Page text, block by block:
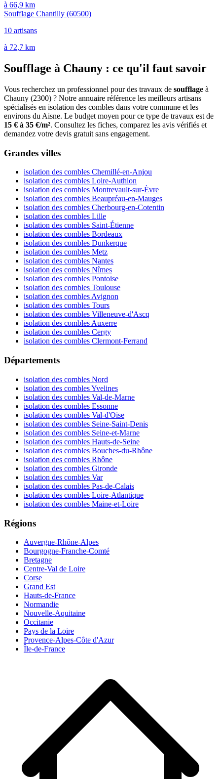
à 66,9 km
Soufflage Chantilly (60500)
10 artisans
à 72,7 km
Soufflage à Chauny : ce qu'il faut savoir
Vous recherchez un professionnel pour des travaux de soufflage à
Chauny (2300) ? Notre annuaire référence les meilleurs artisans
spécialisés en isolation des combles dans votre commune et les
environs du Aisne. Le budget moyen pour ce type de travaux est de
15 € à 35 €/m². Consultez les fiches, comparez les avis vérifiés et
demandez votre devis gratuit sans engagement.
Grandes villes
isolation des combles Chemillé-en-Anjou
isolation des combles Loire-Authion
isolation des combles Montrevault-sur-Èvre
isolation des combles Beaupréau-en-Mauges
isolation des combles Cherbourg-en-Cotentin
isolation des combles Lille
isolation des combles Saint-Étienne
isolation des combles Bordeaux
isolation des combles Dunkerque
isolation des combles Metz
isolation des combles Nantes
isolation des combles Nîmes
isolation des combles Pontoise
isolation des combles Toulouse
isolation des combles Avignon
isolation des combles Tours
isolation des combles Villeneuve-d'Ascq
isolation des combles Auxerre
isolation des combles Cergy
isolation des combles Clermont-Ferrand
Départements
isolation des combles Nord
isolation des combles Yvelines
isolation des combles Val-de-Marne
isolation des combles Essonne
isolation des combles Val-d'Oise
isolation des combles Seine-Saint-Denis
isolation des combles Seine-et-Marne
isolation des combles Hauts-de-Seine
isolation des combles Bouches-du-Rhône
isolation des combles Rhône
isolation des combles Gironde
isolation des combles Var
isolation des combles Pas-de-Calais
isolation des combles Loire-Atlantique
isolation des combles Maine-et-Loire
Régions
Auvergne-Rhône-Alpes
Bourgogne-Franche-Comté
Bretagne
Centre-Val de Loire
Corse
Grand Est
Hauts-de-France
Normandie
Nouvelle-Aquitaine
Occitanie
Pays de la Loire
Provence-Alpes-Côte d'Azur
Île-de-France